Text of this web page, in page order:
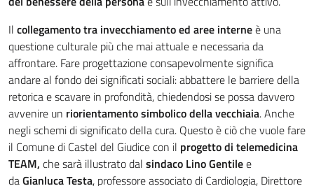
Il collegamento tra invecchiamento ed aree interneè una
questione culturale più che mai attuale e necessaria da
affrontare. Fare progettazione consapevolmente significa
andare al fondo dei significati sociali: abbattere le barriere della
retorica e scavare in profondità, chiedendosi se possa davvero
avvenire un riorientamento simbolico della vecchiaia. Anche
negli schemi di significato della cura. Questo è ciò che vuole fare
il Comune di Castel del Giudice con il progetto di telemedicina
TEAM, che sarà illustrato dal sindaco Lino Gentilee
daGianluca Testa, professore associato di Cardiologia, Direttore